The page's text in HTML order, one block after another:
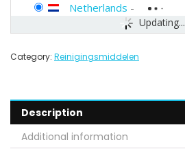
Updating...
Netherlands -
Category: Reinigingsmiddelen
Description
Additional information